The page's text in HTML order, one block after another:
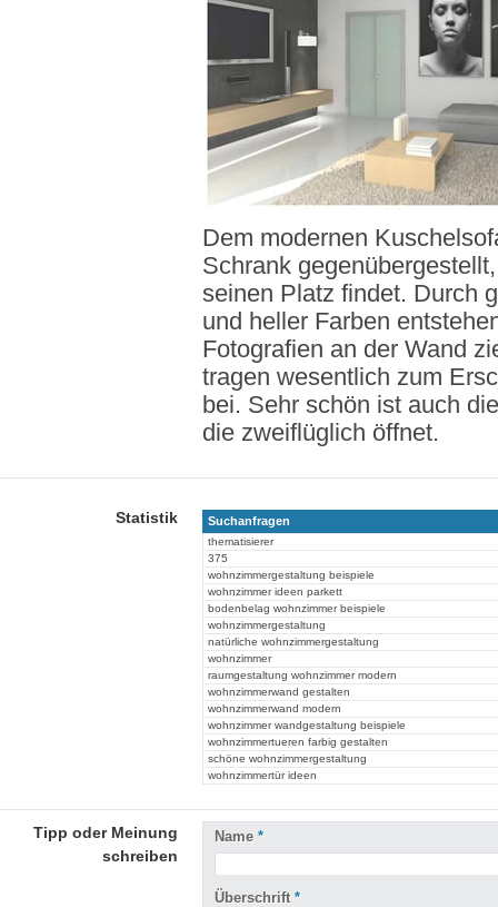
Dem modernen
Schrank
seinen Platz findet. Durch
und heller Farben
Fotografien an der Wand
tragen wesentlich zum
bei. Sehr schön ist auch
die zweiflüglich öffnet.
Statistik Suchanfragen
thematisierer
375
wohnzimmergestaltung beispiele
wohnzimmer ideen parkett
bodenbelag wohnzimmer beispiele
wohnzimmergestaltung
natürliche wohnzimmergestaltung
wohnzimmer
raumgestaltung wohnzimmer modern
wohnzimmerwand gestalten
wohnzimmerwand modern
wohnzimmer wandgestaltung beispiele
wohnzimmertueren farbig gestalten
schöne wohnzimmergestaltung
wohnzimmertür ideen
Tipp oder Meinung
schreiben
Name *
Überschrift *